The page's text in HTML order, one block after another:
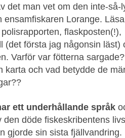
det man vet om den inte-så-
ensamfiskaren Lorange.
flaskposten(!),
(det första jag någonsin läst)
Varför var fötterna
karta och vad betydde de
ett underhållande språk
den döde fiskeskribentens
gjorde sin sista fjällvandring.